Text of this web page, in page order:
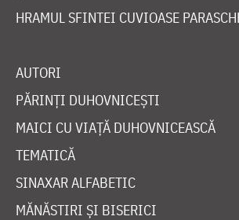
HRAMUL SFINTEI CUVIOASE
AUTORI
PĂRINȚI DUHOVNICEȘTI
MAICI CU VIAȚĂ DUHOVNICEASCĂ
TEMATICĂ
SINAXAR ALFABETIC
MĂNĂSTIRI ȘI BISERICI